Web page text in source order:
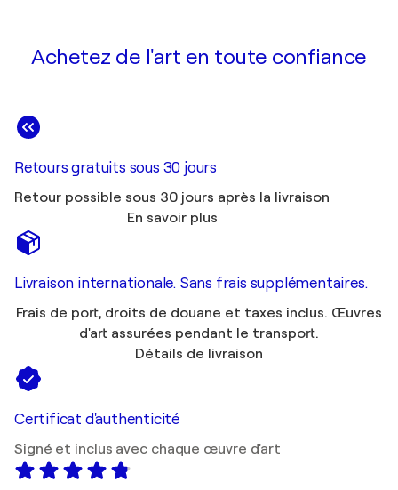
Achetez de l'art en toute confiance
Retours gratuits sous 30 jours
Retour possible sous 30 jours après la livraison
En savoir plus
Livraison internationale. Sans frais supplémentaires.
Frais de port, droits de douane et taxes inclus. Œuvres
d'art assurées pendant le transport.
Détails de livraison
Certificat d'authenticité
Signé et inclus avec chaque œuvre d'art